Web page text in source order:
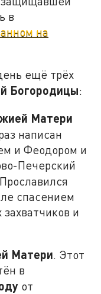
в
на
ещё трёх
Богородицы:
Матери
написан
и Феодором и
Печерский
. Прославился
спасением
и
Матери. Этот
в
от